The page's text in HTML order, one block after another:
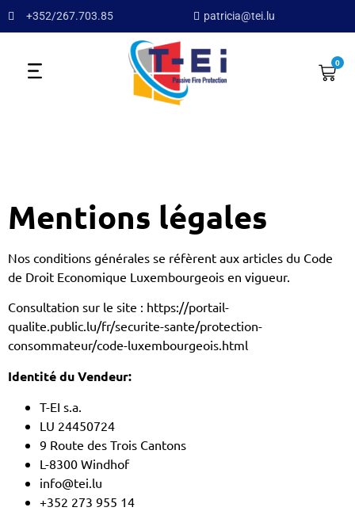
+352/267.703.85 patricia@tei.lu
0
Mentions légales
Nos conditions générales se réfèrent aux articles du Code
de Droit Economique Luxembourgeois en vigueur.
Consultation sur le site : https://portail-
qualite.public.lu/fr/securite-sante/protection-
consommateur/code-luxembourgeois.html
Identité du Vendeur:
T-EI s.a.
LU 24450724
9 Route des Trois Cantons
L-8300 Windhof
info@tei.lu
+352 273 955 14